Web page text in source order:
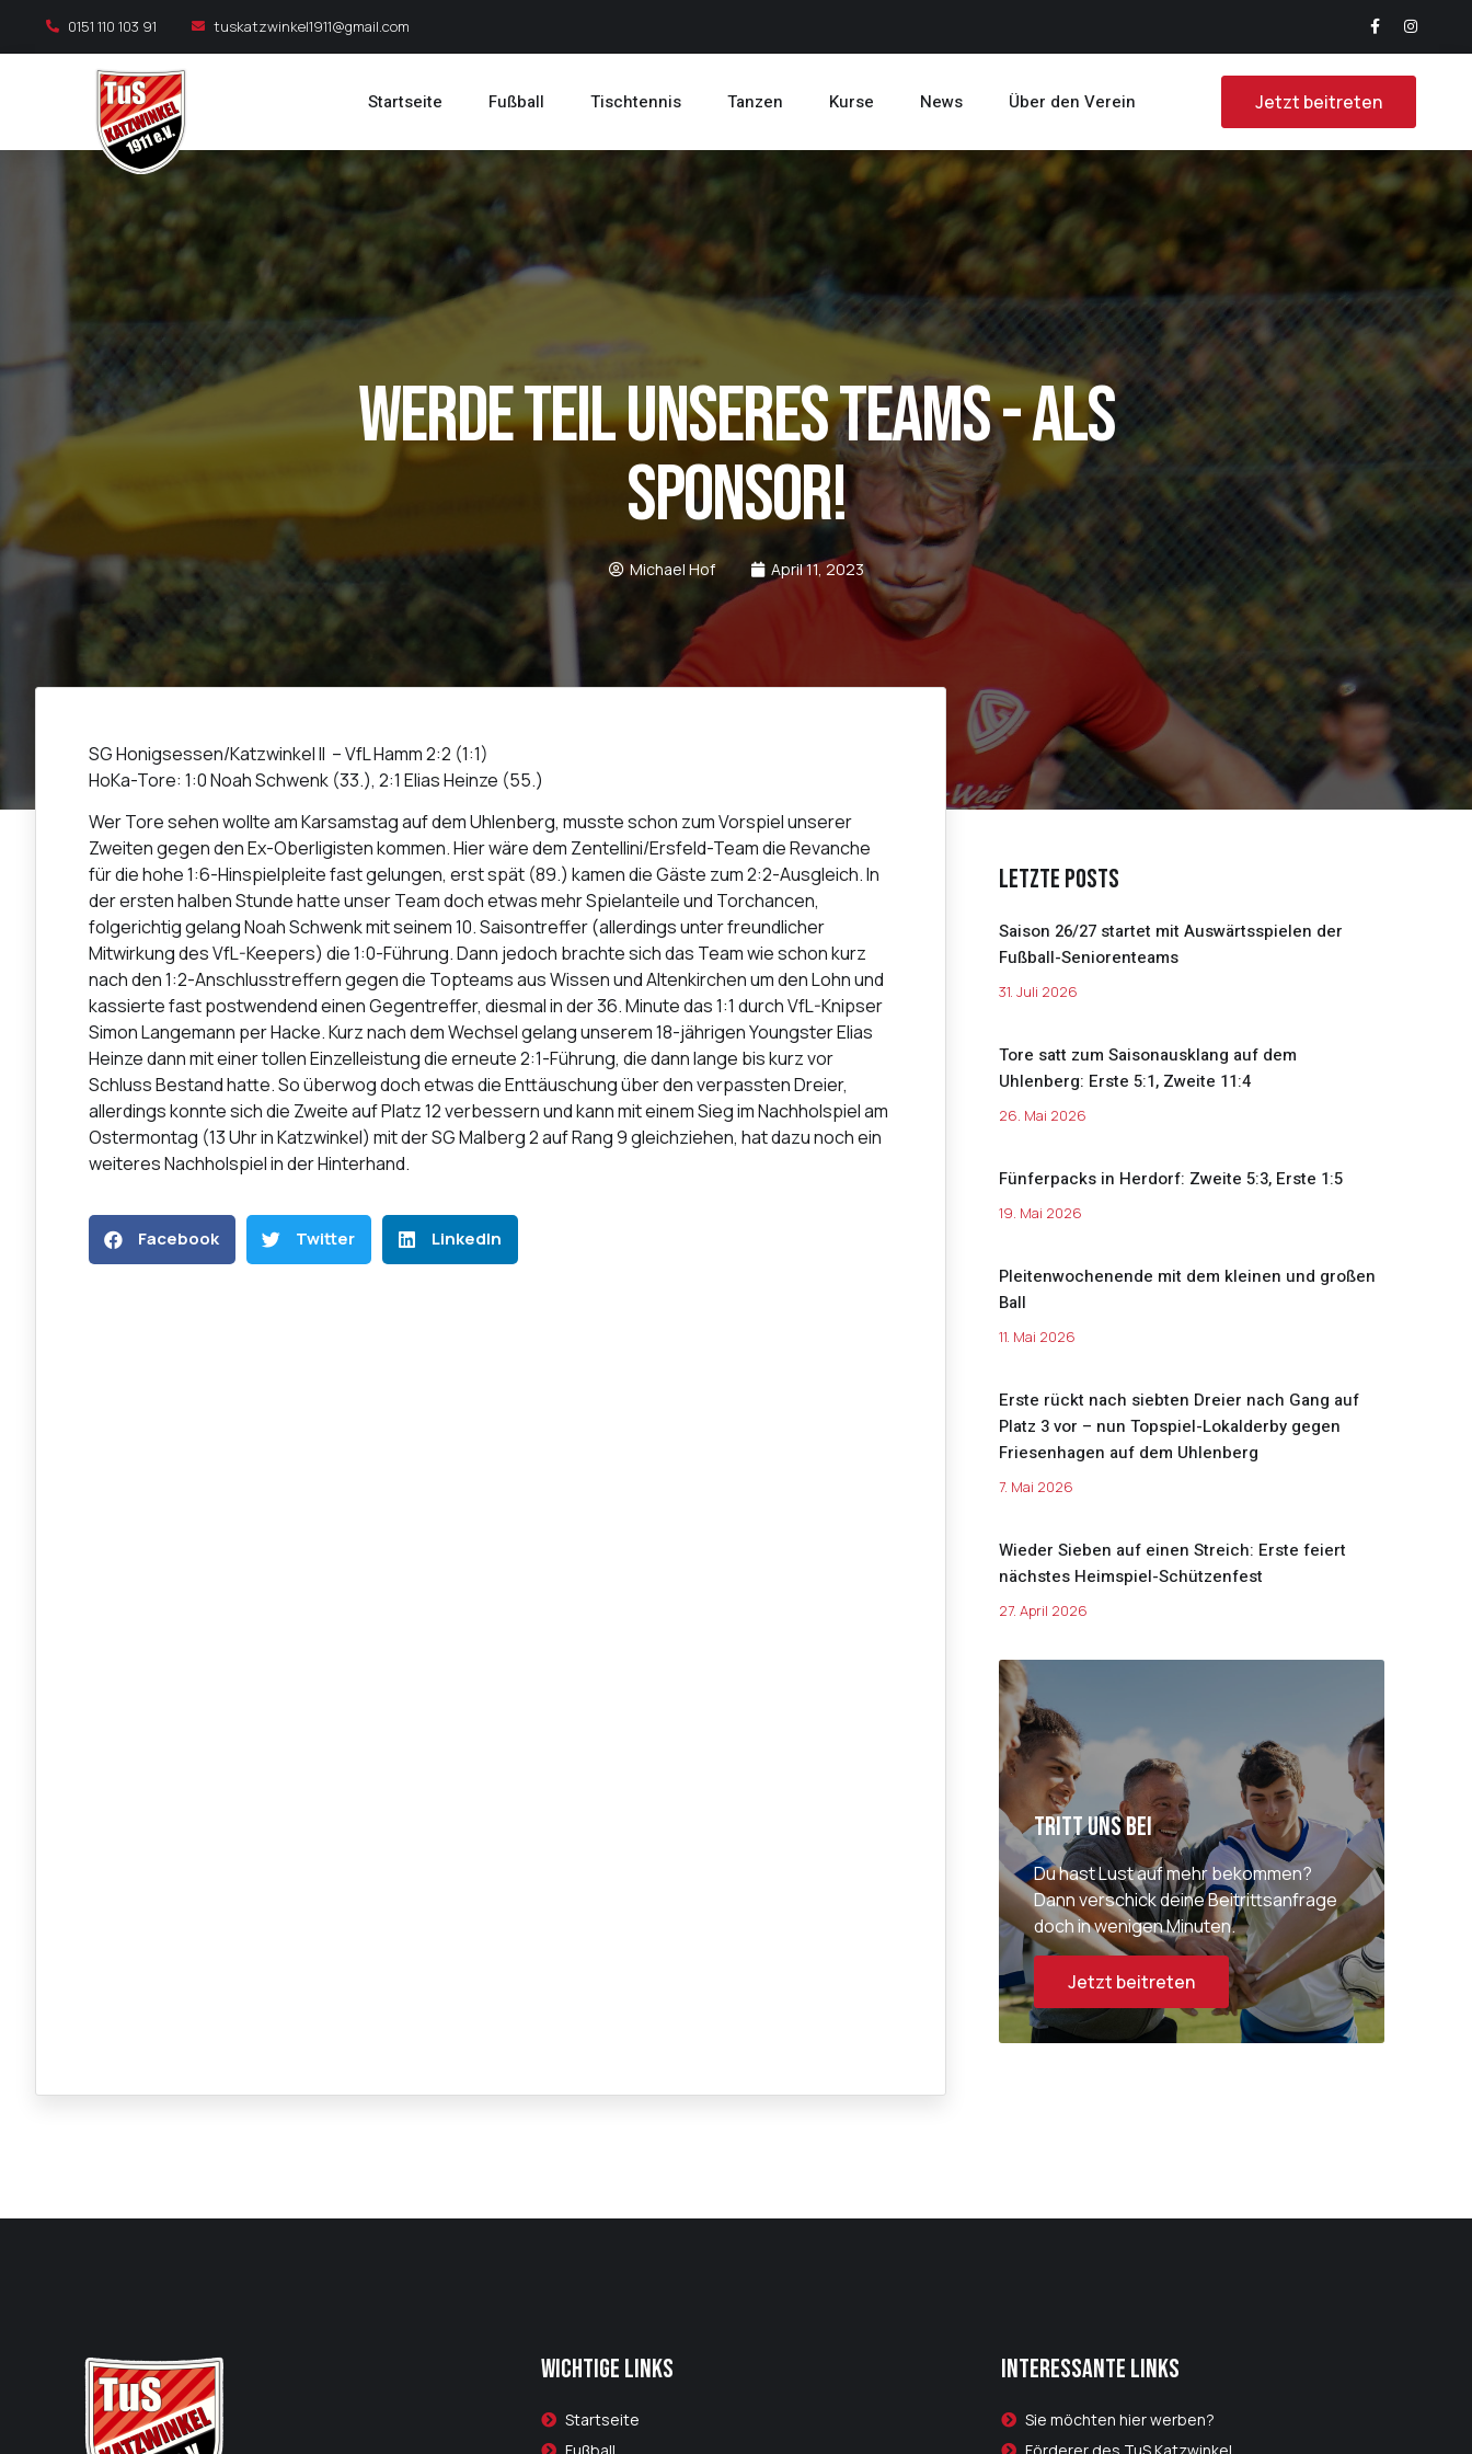
0151 110 103 91 tuskatzwinkel1911@gmail.com
Startseite Fußball Tischtennis Tanzen Kurse News Über den Verein Jetzt beitreten
Werde Teil unseres Teams - Als
Sponsor!
Michael Hof April 11, 2023
SG Honigsessen/Katzwinkel II – VfL Hamm 2:2 (1:1)
HoKa-Tore: 1:0 Noah Schwenk (33.), 2:1 Elias Heinze (55.)
Wer Tore sehen wollte am Karsamstag auf dem Uhlenberg, musste schon zum Vorspiel unserer
Zweiten gegen den Ex-Oberligisten kommen. Hier wäre dem Zentellini/Ersfeld-Team die Revanche
für die hohe 1:6-Hinspielpleite fast gelungen, erst spät (89.) kamen die Gäste zum 2:2-Ausgleich. In
der ersten halben Stunde hatte unser Team doch etwas mehr Spielanteile und Torchancen,
folgerichtig gelang Noah Schwenk mit seinem 10. Saisontreffer (allerdings unter freundlicher
Mitwirkung des VfL-Keepers) die 1:0-Führung. Dann jedoch brachte sich das Team wie schon kurz
nach den 1:2-Anschlusstreffern gegen die Topteams aus Wissen und Altenkirchen um den Lohn und
kassierte fast postwendend einen Gegentreffer, diesmal in der 36. Minute das 1:1 durch VfL-Knipser
Simon Langemann per Hacke. Kurz nach dem Wechsel gelang unserem 18-jährigen Youngster Elias
Heinze dann mit einer tollen Einzelleistung die erneute 2:1-Führung, die dann lange bis kurz vor
Schluss Bestand hatte. So überwog doch etwas die Enttäuschung über den verpassten Dreier,
allerdings konnte sich die Zweite auf Platz 12 verbessern und kann mit einem Sieg im Nachholspiel am
Ostermontag (13 Uhr in Katzwinkel) mit der SG Malberg 2 auf Rang 9 gleichziehen, hat dazu noch ein
weiteres Nachholspiel in der Hinterhand.
Facebook Twitter LinkedIn
Letzte Posts
Saison 26/27 startet mit Auswärtsspielen der
Fußball-Seniorenteams
31. Juli 2026
Tore satt zum Saisonausklang auf dem
Uhlenberg: Erste 5:1, Zweite 11:4
26. Mai 2026
Fünferpacks in Herdorf: Zweite 5:3, Erste 1:5
19. Mai 2026
Pleitenwochenende mit dem kleinen und großen
Ball
11. Mai 2026
Erste rückt nach siebten Dreier nach Gang auf
Platz 3 vor – nun Topspiel-Lokalderby gegen
Friesenhagen auf dem Uhlenberg
7. Mai 2026
Wieder Sieben auf einen Streich: Erste feiert
nächstes Heimspiel-Schützenfest
27. April 2026
Tritt uns bei
Du hast Lust auf mehr bekommen?
Dann verschick deine Beitrittsanfrage
doch in wenigen Minuten.
Jetzt beitreten
Wichtige Links
Startseite
Interessante Links
Sie möchten hier werben?